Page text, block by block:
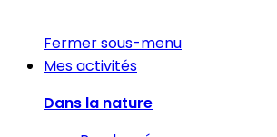
Fermer sous-menu
Mes activités
Dans la nature